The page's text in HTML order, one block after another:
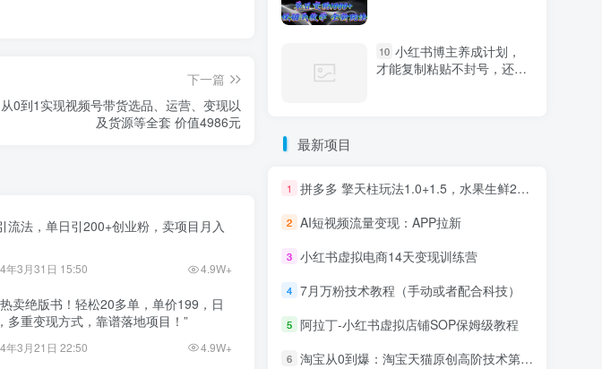
下一篇
0到1实现视频号带货选品、运营、变现以
及货源等全套 价值4986元
流法，单日引200+创业粉，卖项目月入
年3月31日 15:50 4.9W+
卖绝版书！轻松20多单，单价199，日
多重变现方式，靠谱落地项目！”
年3月21日 22:50 4.9W+
10 小红书博主养成计划，
才能复制粘贴不封号，还能
最新项目
1 拼多多 擎天柱玩法1.0+1.5，水果生鲜2小时起量,标品2天爆单,利润率提升30%
2 AI短视频流量变现：APP拉新
3 小红书虚拟电商14天变现训练营
4 7月万粉技术教程（手动或者配合科技）
5 阿拉丁-小红书虚拟店铺SOP保姆级教程
6 淘宝从0到爆：淘宝天猫原创高阶技术第69期